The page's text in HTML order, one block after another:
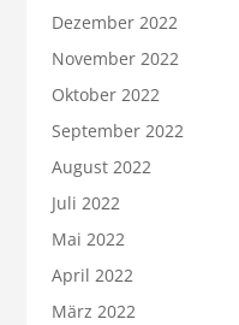
Dezember 2022
November 2022
Oktober 2022
September 2022
August 2022
Juli 2022
Mai 2022
April 2022
März 2022